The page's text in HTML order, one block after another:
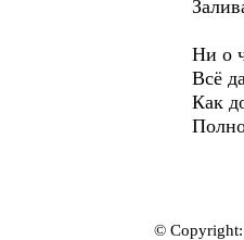
Ни о
Всё
Как
© Copyright: